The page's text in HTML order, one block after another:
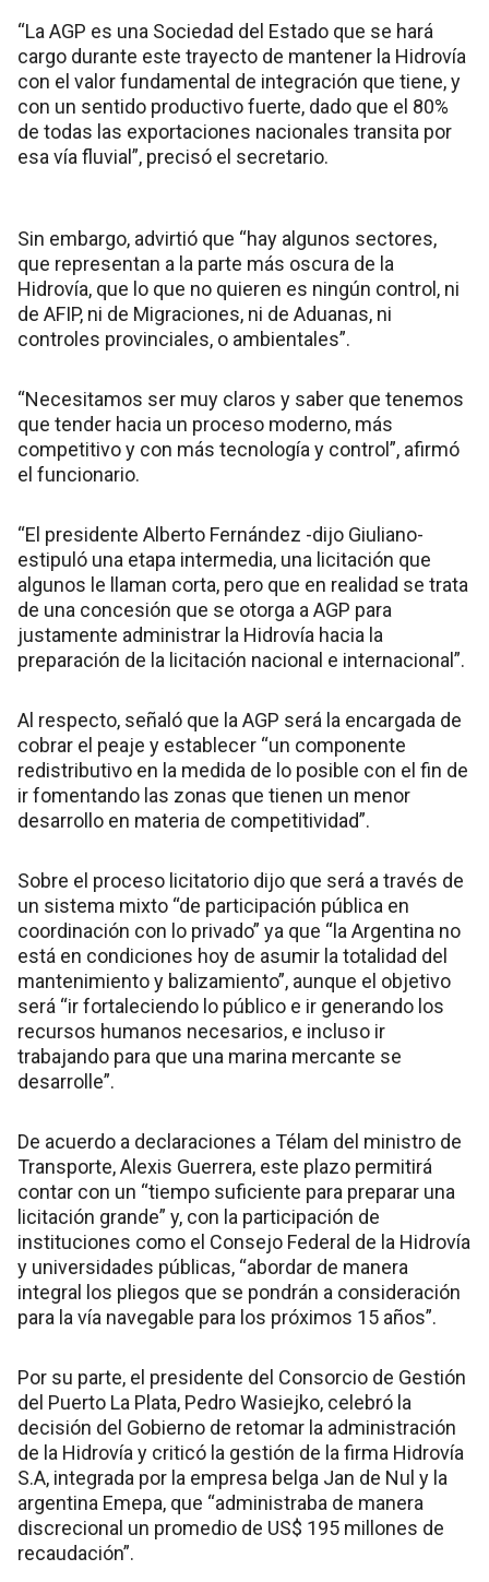
“La AGP es una Sociedad del Estado que se hará
cargo durante este trayecto de mantener la Hidrovía
con el valor fundamental de integración que tiene, y
con un sentido productivo fuerte, dado que el 80%
de todas las exportaciones nacionales transita por
esa vía fluvial”, precisó el secretario.
Sin embargo, advirtió que “hay algunos sectores,
que representan a la parte más oscura de la
Hidrovía, que lo que no quieren es ningún control, ni
de AFIP, ni de Migraciones, ni de Aduanas, ni
controles provinciales, o ambientales”.
“Necesitamos ser muy claros y saber que tenemos
que tender hacia un proceso moderno, más
competitivo y con más tecnología y control”, afirmó
el funcionario.
“El presidente Alberto Fernández -dijo Giuliano-
estipuló una etapa intermedia, una licitación que
algunos le llaman corta, pero que en realidad se trata
de una concesión que se otorga a AGP para
justamente administrar la Hidrovía hacia la
preparación de la licitación nacional e internacional”.
Al respecto, señaló que la AGP será la encargada de
cobrar el peaje y establecer “un componente
redistributivo en la medida de lo posible con el fin de
ir fomentando las zonas que tienen un menor
desarrollo en materia de competitividad”.
Sobre el proceso licitatorio dijo que será a través de
un sistema mixto “de participación pública en
coordinación con lo privado” ya que “la Argentina no
está en condiciones hoy de asumir la totalidad del
mantenimiento y balizamiento”, aunque el objetivo
será “ir fortaleciendo lo público e ir generando los
recursos humanos necesarios, e incluso ir
trabajando para que una marina mercante se
desarrolle”.
De acuerdo a declaraciones a Télam del ministro de
Transporte, Alexis Guerrera, este plazo permitirá
contar con un “tiempo suficiente para preparar una
licitación grande” y, con la participación de
instituciones como el Consejo Federal de la Hidrovía
y universidades públicas, “abordar de manera
integral los pliegos que se pondrán a consideración
para la vía navegable para los próximos 15 años”.
Por su parte, el presidente del Consorcio de Gestión
del Puerto La Plata, Pedro Wasiejko, celebró la
decisión del Gobierno de retomar la administración
de la Hidrovía y criticó la gestión de la firma Hidrovía
S.A, integrada por la empresa belga Jan de Nul y la
argentina Emepa, que “administraba de manera
discrecional un promedio de US$ 195 millones de
recaudación”.